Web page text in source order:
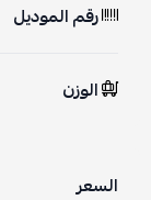
رقم الموديل
الوزن
السعر